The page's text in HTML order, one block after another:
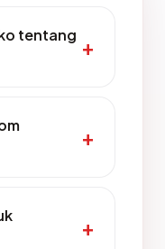
tentang